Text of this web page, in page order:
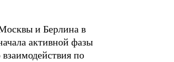
и Берлина в
активной фазы
по